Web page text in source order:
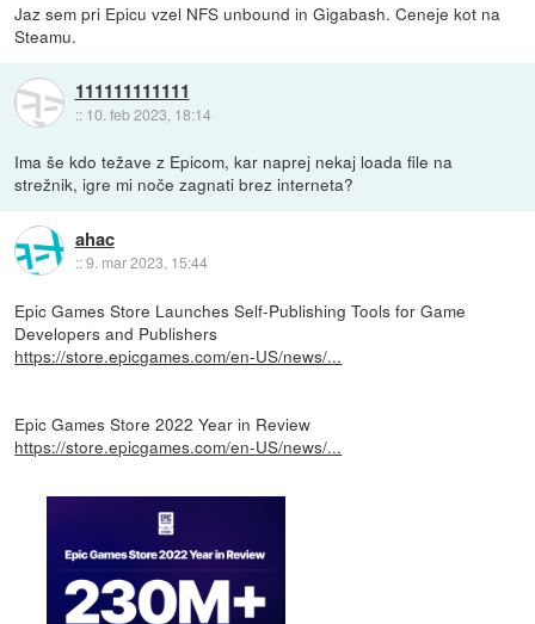
Jaz sem pri Epicu vzel NFS unbound in Gigabash. Ceneje kot na
Steamu.
111111111111
:: 10. feb 2023, 18:14
Ima še kdo težave z Epicom, kar naprej nekaj loada file na
strežnik, igre mi noče zagnati brez interneta?
ahac
::9. mar 2023, 15:44
Epic Games Store Launches Self-Publishing Tools for Game
Developers and Publishers
https://store.epicgames.com/en-US/news/...
Epic Games Store 2022 Year in Review
https://store.epicgames.com/en-US/news/...